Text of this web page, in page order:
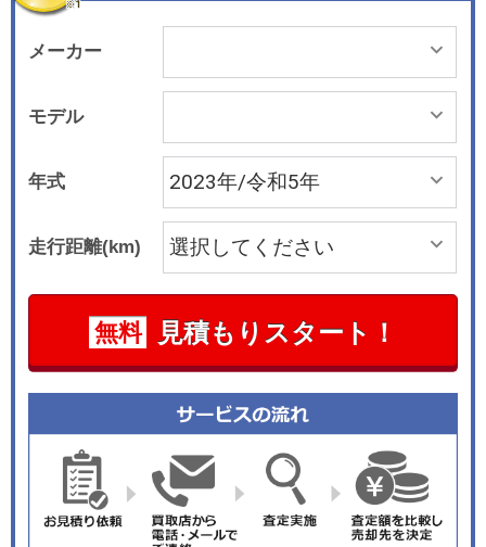
ゆったりとした面構成にして、継ぎ目を少なくし
ている。フロントフェイスは立体的なスリーポイ
ンテッドスターをあしらった「ブラックパネル」
ユニットに統合され、左右のヘッドライトと、デ
ィープブラックのフロントグリルによって形成。
またリアデザインには、LED リアコンビネーショ
ンランプの内部を曲線的な螺旋構造とすること
で、立体感を生み出している インテリアでは、M
BUX ハイパースクリーンを標準で装備。これは
「メルセデスAMG EQE SUV」のハイライトとい
える装備のひとつで、3枚の高精細パネル（コッ
クピットディスプレイや有機ELメディアディスプ
とダッシュボード全体を1枚のガラスで覆うワイ
ドスクリーンで構成されている。そのまわりを、
細いシルバーのフレームやエアアウトレットを組
み込んだルーバー状のトリムなどが囲んでいる。
ディスプレイの表示は複数のスタイルからカスタ
メーカー
モデル
年式
走行距離(km)
無料 見積もりスタート！